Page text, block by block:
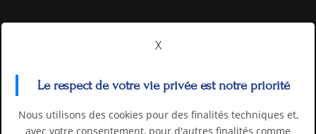
X
Le respect de votre vie privée est notre priorité
Nous utilisons des cookies pour des finalités techniques et,
avec votre consentement, pour d'autres finalités comme